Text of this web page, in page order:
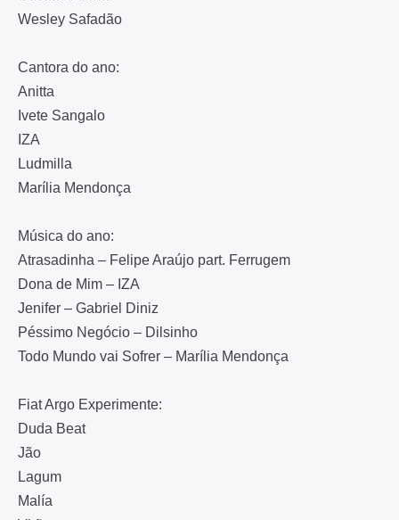
Wesley Safadão
Cantora do ano:
Anitta
Ivete Sangalo
IZA
Ludmilla
Marília Mendonça
Música do ano:
Atrasadinha – Felipe Araújo part. Ferrugem
Dona de Mim – IZA
Jenifer – Gabriel Diniz
Péssimo Negócio – Dilsinho
Todo Mundo vai Sofrer – Marília Mendonça
Fiat Argo Experimente:
Duda Beat
Jão
Lagum
Malía